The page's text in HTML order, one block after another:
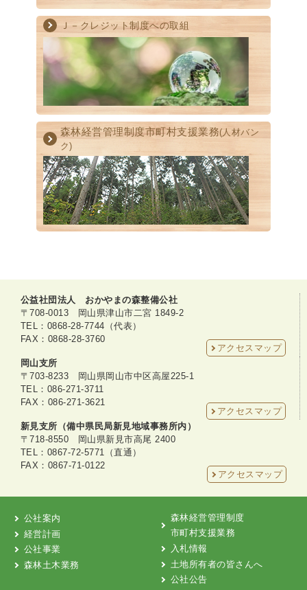
Ｊ－クレジット制度への取組
森林経営管理制度市町村支援業務(人材バン
ク)
公益社団法人 おかやまの森整備公社
〒708-0013 岡山県津山市二宮 1849-2
TEL：0868-28-7744（代表）
FAX：0868-28-3760
アクセスマップ
岡山支所
〒703-8233 岡山県岡山市中区高屋225-1
TEL：086-271-3711
FAX：086-271-3621
アクセスマップ
新見支所（備中県民局新見地域事務所内）
〒718-8550 岡山県新見市高尾 2400
TEL：0867-72-5771（直通）
FAX：0867-71-0122
アクセスマップ
公社案内
経営計画
公社事業
森林土木業務
森林経営管理制度
市町村支援業務
入札情報
土地所有者の皆さんへ
公社公告